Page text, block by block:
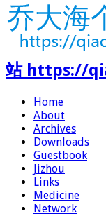
站 https://
Home
About
Archives
Downloads
Guestbook
Jizhou
Links
Medicine
Network